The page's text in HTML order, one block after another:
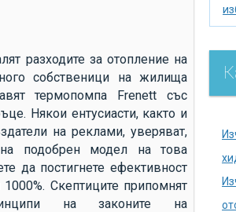
разходите за отопление на
собственици на жилища
термопомпа Frenett със
Някои ентусиасти, както и
на реклами, уверяват,
подобрен модел на това
да постигнете ефективност
Скептиците припомнят
на законите на